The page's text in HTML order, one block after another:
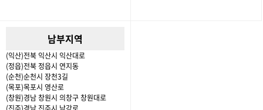
남부지역
(익산)전북 익산시 익산대로
(정읍)전북 정읍시 연지동
(순천)순천시 장천3길
(목포)목포시 영산로
(창원)경남 창원시 의창구 창원대로